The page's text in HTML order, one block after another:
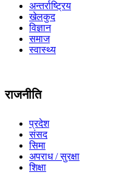
अन्तर्राष्ट्रिय
खेलकुद
विज्ञान
समाज
स्वास्थ्य
राजनीति
प्रदेश
संसद
सिमा
अपराध / सुरक्षा
शिक्षा